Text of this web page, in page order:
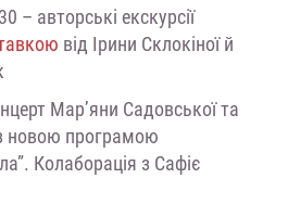
– авторські екскурсії
від Ірини Склокіної й
Мар’яни Садовської та
новою програмою
Колаборація з Сафіє